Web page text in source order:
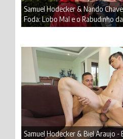
Samuel Hodecker & Nando
Foda: Lobo Mal e o Rabudinho
Samuel Hodecker & Biel Araujo -